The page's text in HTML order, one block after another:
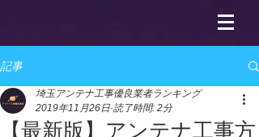
記事
【最新版】アンテナ工事方
埼玉アンテナ工事優良業者ランキング
2019年11月26日 読了時間: 2分